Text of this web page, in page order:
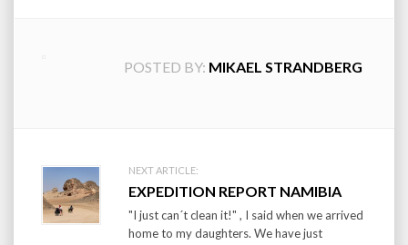
POSTED BY: MIKAEL STRANDBERG
Post
navigation
NEXT ARTICLE:
EXPEDITION REPORT NAMIBIA
"I just can´t clean it!" , I said when we arrived
home to my daughters. We have just